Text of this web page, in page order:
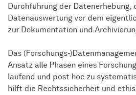
Durchführung der Datenerhebung,
Datenauswertung vor dem
zur Dokumentation und
Das (Forschungs-
Ansatz alle Phasen eines
laufend und post hoc zu
hilft die Rechtssicherheit und